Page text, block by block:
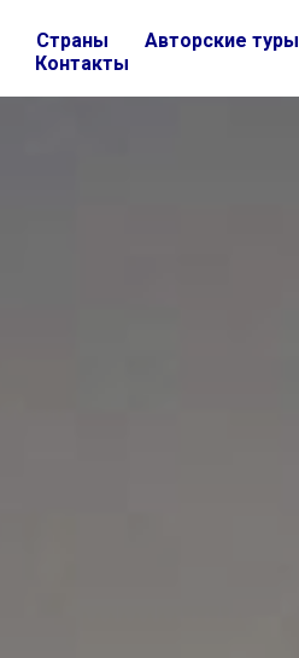
Страны Авторские туры
Контакты